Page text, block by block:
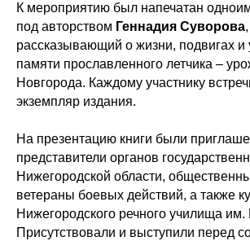
К мероприятию был напечатан
под авторством Геннадия Суворова,
рассказывающий о жизни, подвигах и
памяти прославленного летчика –
Новгорода. Каждому участнику
экземпляр издания.
На презентацию книги были
представители органов
Нижегородской области,
ветераны боевых действий, а также
Нижегородского речного училища
Присутствовали и выступили перед